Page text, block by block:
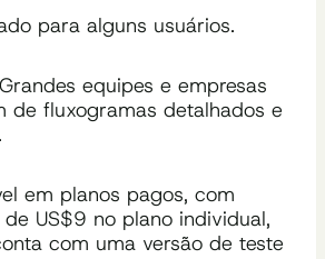
para alguns usuários.
equipes e empresas
de fluxogramas detalhados e
em planos pagos, com
US$9 no plano individual,
com uma versão de teste